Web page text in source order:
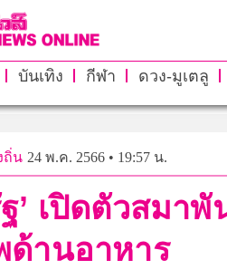
บันเทิง กีฬา ดวง-มูเตลู
ถิ่น 24 พ.ค. 2566 • 19:57 น.
’ เปิดตัวสมา
ด้านอาหาร